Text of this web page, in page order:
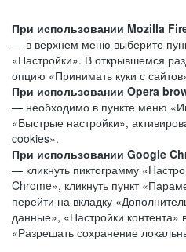
При использовании Mozilla
— в верхнем меню выберите
«Настройки». В открывшемся
опцию «Принимать куки с
При использовании Opera
— необходимо в пункте меню
«Быстрые настройки»,
cookies».
При использовании Google
— кликнуть пиктограмму
Chrome», кликнуть пункт
перейти на вкладку
данные», «Настройки контента»
«Разрешать сохранение